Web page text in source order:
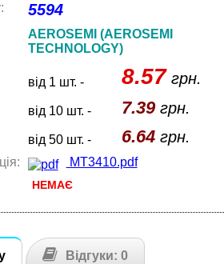
5594
AEROSEMI (AEROSEMI
TECHNOLOGY)
від 1 шт. - 8.57 грн.
від 10 шт. - 7.39грн.
від 50 шт. - 6.64грн.
MT3410.pdf
НЕМАЄ
Відгуки: 0